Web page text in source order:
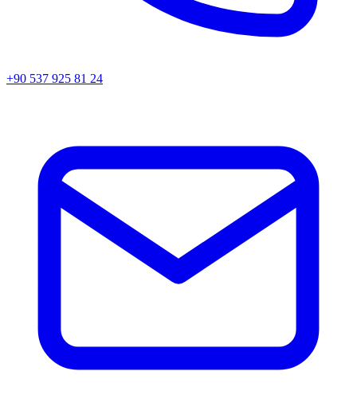
+90 537 925 81 24